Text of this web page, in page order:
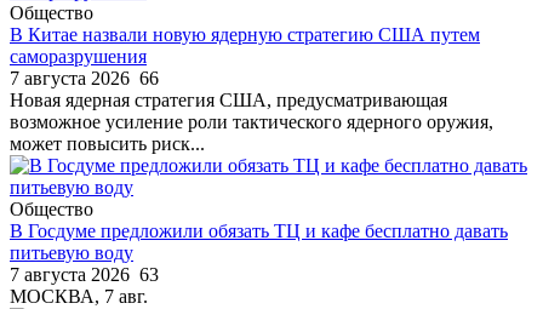
Общество
В Китае назвали новую ядерную стратегию США путем
саморазрушения
7 августа 2026 66
Новая ядерная стратегия США, предусматривающая
возможное усиление роли тактического ядерного оружия,
может повысить риск...
Общество
В Госдуме предложили обязать ТЦ и кафе бесплатно давать
питьевую воду
7 августа 2026 63
МОСКВА, 7 авг.